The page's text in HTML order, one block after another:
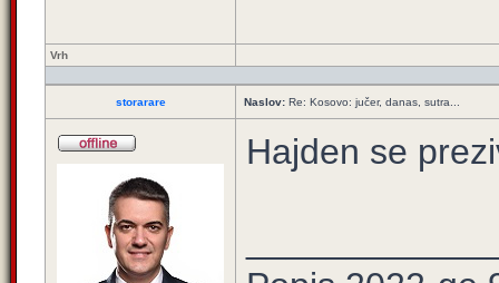
Vrh
storarare Naslov: Re: Kosovo: jučer, danas, sutra...
Hajden se